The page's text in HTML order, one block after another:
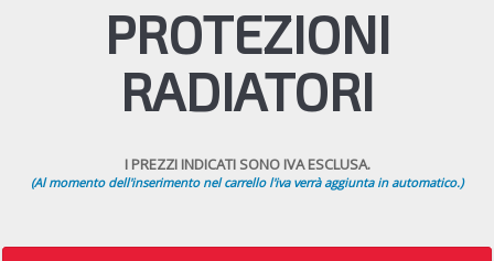
PROTEZIONI
RADIATORI
I PREZZI INDICATI SONO IVA ESCLUSA.
(Al momento dell'inserimento nel carrello l'iva verrà aggiunta in automatico.)